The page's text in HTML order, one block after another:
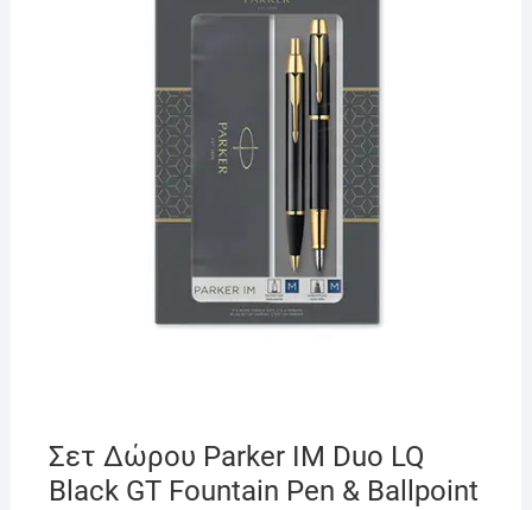
Σετ Δώρου Parker IM Duo LQ
Black GT Fountain Pen & Ballpoint